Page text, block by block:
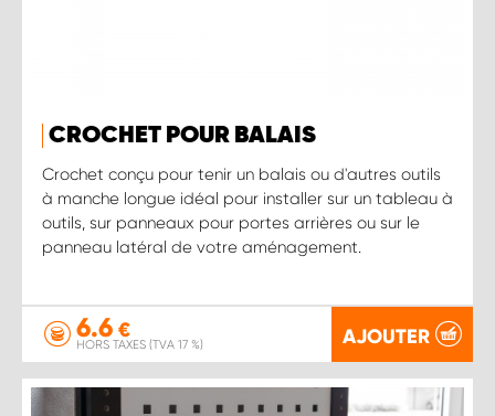
CROCHET POUR BALAIS
Crochet conçu pour tenir un balais ou d'autres outils
à manche longue idéal pour installer sur un tableau à
outils, sur panneaux pour portes arrières ou sur le
panneau latéral de votre aménagement.
6.6 €
HORS TAXES (TVA 17 %) AJOUTER